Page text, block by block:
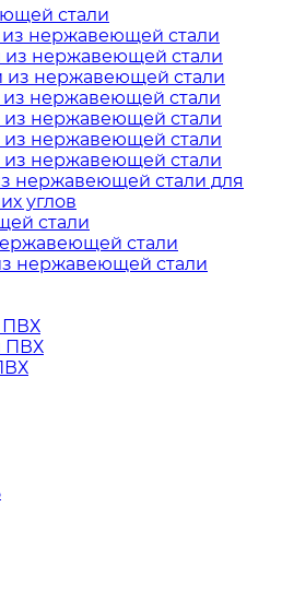
стали
нержавеющей стали
нержавеющей стали
нержавеющей стали
нержавеющей стали
нержавеющей стали
нержавеющей стали
нержавеющей стали
нержавеющей стали для
углов
стали
стали
нержавеющей стали
ПВХ
ПВХ